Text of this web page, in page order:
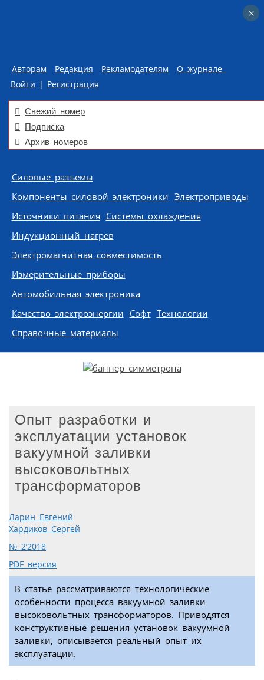
Авторам Редакция Рекламодателям
О журнале
Войти | Регистрация
Свежий номер
Подписка
Архив номеров
Skip to content
Силовые разъемы
Компоненты силовой электроники Электроприводы
Источники питания Системы охлаждения
Индукционный нагрев
Электромагнитная совместимость
Измерительные приборы
Автомобильная электроника
Качество электроэнергии Софт Технологии
Справочные материалы
Опыт разработки и
эксплуатации установок
вакуумной заливки
высоковольтных
трансформаторов
Ларин Евгений
Хардиков Сергей
№ 2’2018
PDF версия
В статье рассматриваются технологические
особенности процесса вакуумной заливки
высоковольтных трансформаторов. Приводятся
конструктивные решения установок вакуумной
заливки, описывается реальный опыт их
эксплуатации.
×
×